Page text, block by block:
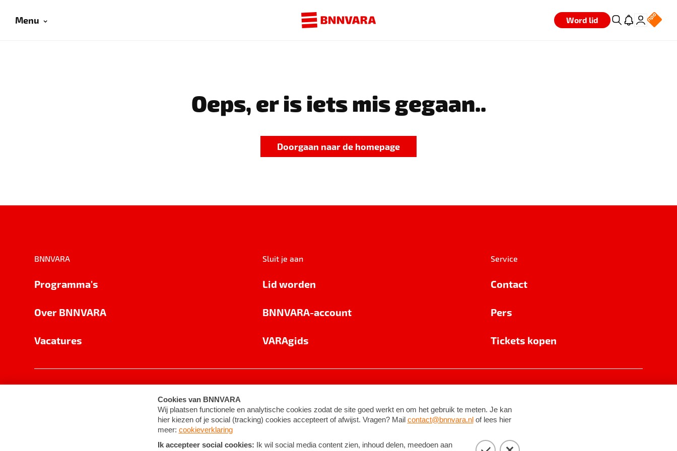
Menu Word lid
Oeps, er is iets mis gegaan..
Doorgaan naar de homepage
BNNVARA
Programma's
Over BNNVARA
Vacatures
Sluit je aan
Lid worden
BNNVARA-account
VARAgids
Service
Contact
Pers
Tickets kopen
Cookie-instellingen Algemene voorwaarden ©2026BNNVARA